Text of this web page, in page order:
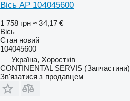
Вісь AP 104045600
1 758 грн ≈ 34,17 €
Вісь
Стан новий
104045600
Україна, Хоростків
CONTINENTAL SERVIS (Запчастини)
Зв'язатися з продавцем